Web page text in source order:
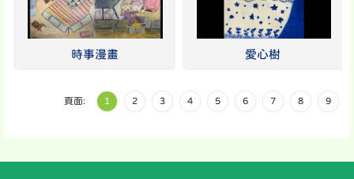
時事漫畫 愛心樹
頁面: 1 2 3 4 5 6 7 8 9